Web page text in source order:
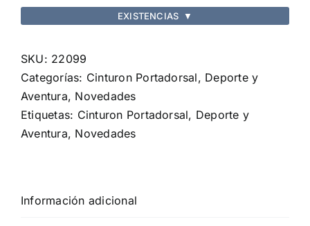
Varux
cantidad
EXISTENCIAS ▼
SKU: 22099
Categorías: Cinturon Portadorsal, Deporte y
Aventura, Novedades
Etiquetas: Cinturon Portadorsal, Deporte y
Aventura, Novedades
Información adicional